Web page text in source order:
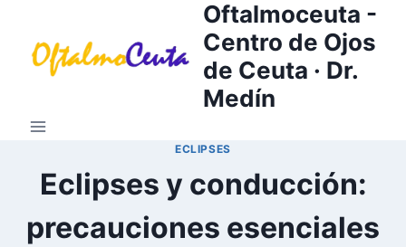
contenido
Oftalmoceuta -
Centro de Ojos
de Ceuta · Dr.
Medín
ECLIPSES
Eclipses y conducción:
precauciones esenciales